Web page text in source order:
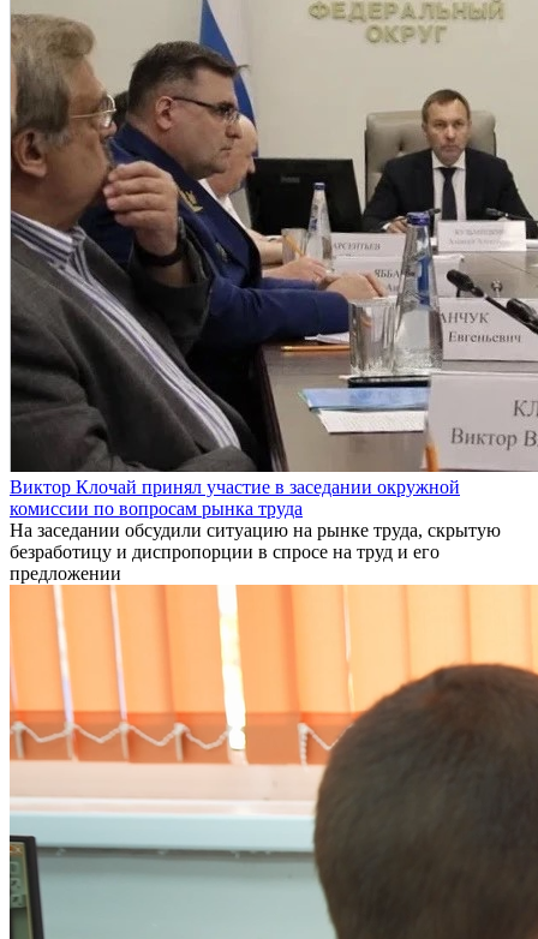
Виктор Клочай принял участие в заседании окружной
комиссии по вопросам рынка труда
На заседании обсудили ситуацию на рынке труда, скрытую
безработицу и диспропорции в спросе на труд и его
предложении